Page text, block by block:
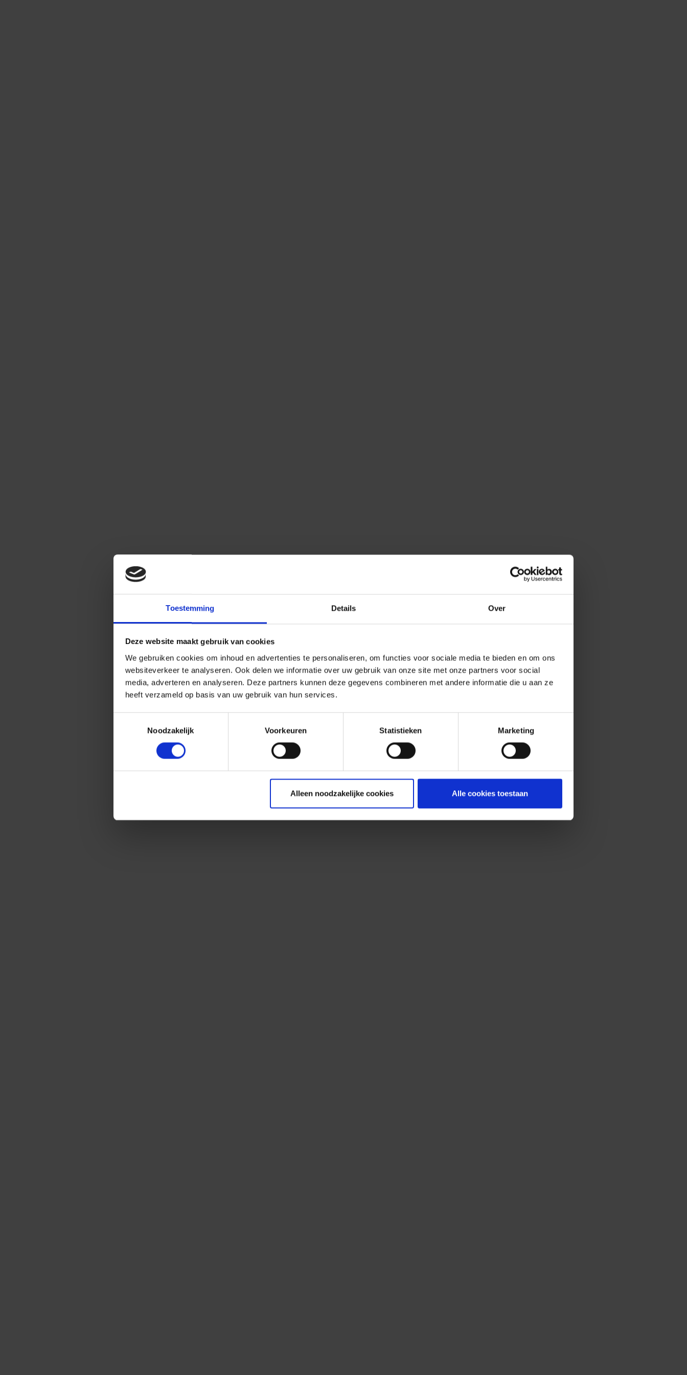
Toestemming Details Over
Deze website maakt gebruik van cookies
We gebruiken cookies om inhoud en advertenties te personaliseren, om functies voor sociale media te bieden en om ons
websiteverkeer te analyseren. Ook delen we informatie over uw gebruik van onze site met onze partners voor social
media, adverteren en analyseren. Deze partners kunnen deze gegevens combineren met andere informatie die u aan ze
heeft verzameld op basis van uw gebruik van hun services.
Noodzakelijk
Voorkeuren Statistieken Marketing
Alleen noodzakelijke cookies Alle cookies toestaan